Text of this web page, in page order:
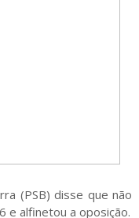
(PSB) disse que não
e alfinetou a oposição.